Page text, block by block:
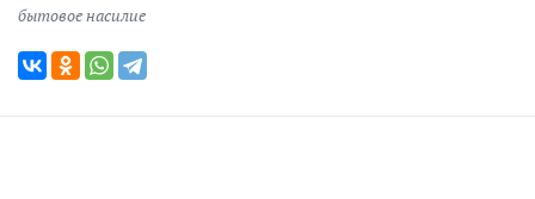
бытовое насилие